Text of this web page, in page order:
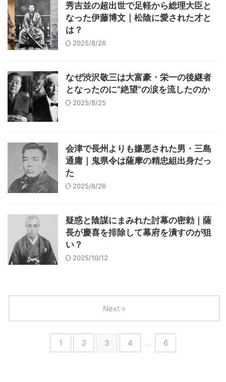
秀吉並の超出世で足軽から総理大臣と
なった伊藤博文｜松陰に愛された才と
は？
2025/8/26
なぜ渋沢敬三は大富豪・栄一の後継者
となったのに“絶望”の涙を流したのか
2025/8/25
会津で長州よりも嫌悪された男・三島
通庸｜鬼県令は薩摩の精忠組出身だっ
た
2025/8/26
疑惑と陰謀にまみれた討幕の密勅｜薩
長が慶喜を排除して幕府を潰すのが狙
い？
2025/10/12
1 2 3 4 … 6
Next »